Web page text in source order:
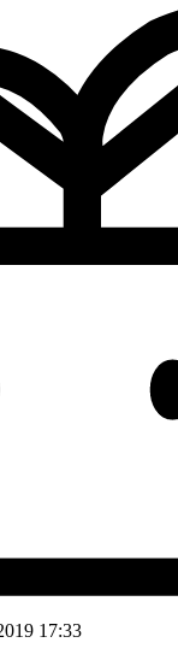
17:33